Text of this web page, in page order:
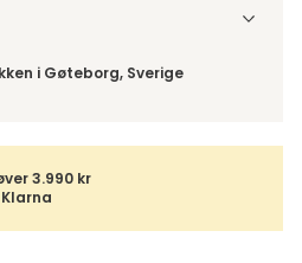
dør/tomtgrænse. Inden levering
varen sammen med andre
samlet.
i Gøteborg, Sverige
3.990 kr